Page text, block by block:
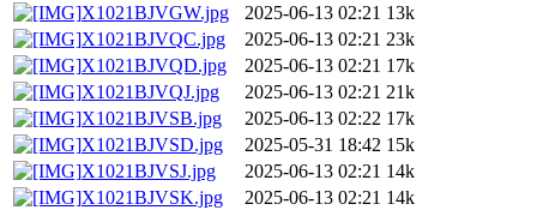
X1021BJVGW.jpg
2025-06-13 02:21 13k
X1021BJVQC.jpg
2025-06-13 02:21 23k
X1021BJVQD.jpg
2025-06-13 02:21 17k
X1021BJVQJ.jpg
2025-06-13 02:21 21k
X1021BJVSB.jpg
2025-06-13 02:22 17k
X1021BJVSD.jpg
2025-05-31 18:42 15k
X1021BJVSJ.jpg
2025-06-13 02:21 14k
X1021BJVSK.jpg
2025-06-13 02:21 14k